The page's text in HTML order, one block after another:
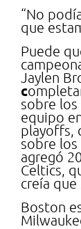
“No
que
Puede
Jaylen
c
sobre
equipo
playoffs,
sobre los
agregó
Celtics,
creía que
Boston